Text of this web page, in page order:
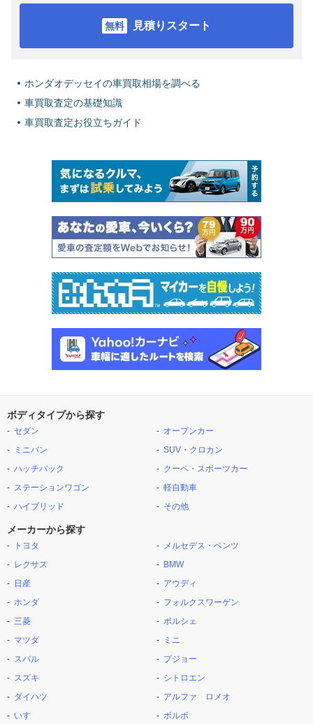
見積りスタート
ホンダオデッセイの車買取相場を調べる
車買取査定の基礎知識
車買取査定お役立ちガイド
ボディタイプから探す
セダン
ミニバン
ハッチバック
ステーションワゴン
ハイブリッド
オープンカー
SUV・クロカン
クーペ・スポーツカー
軽自動車
その他
メーカーから探す
トヨタ
レクサス
日産
ホンダ
三菱
マツダ
スバル
スズキ
ダイハツ
いすゞ
メルセデス・ベンツ
BMW
アウディ
フォルクスワーゲン
ポルシェ
ミニ
プジョー
シトロエン
アルファ ロメオ
ボルボ